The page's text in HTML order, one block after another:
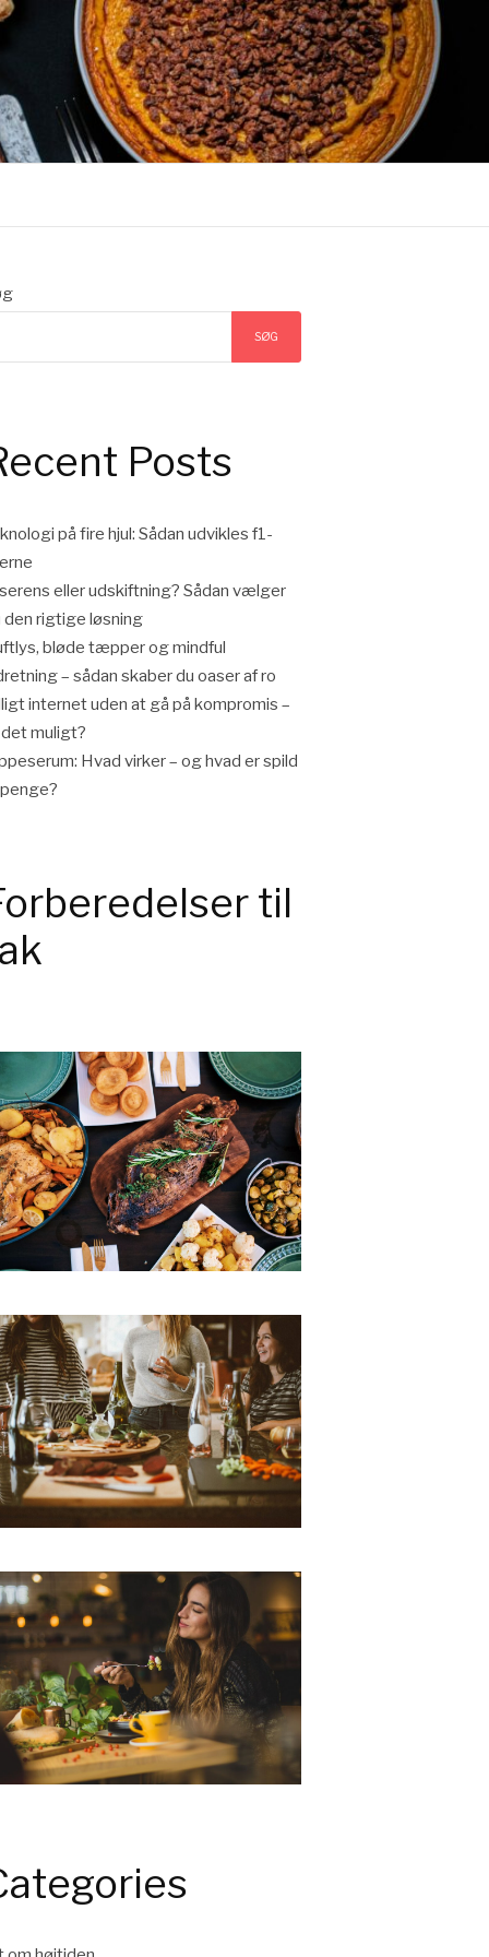
SØG
Posts
på fire hjul: Sådan udvikles f1-
eller udskiftning? Sådan vælger
den rigtige løsning
bløde tæpper og mindful
– sådan skaber du oaser af ro
internet uden at gå på kompromis –
muligt?
Hvad virker – og hvad er spild
til